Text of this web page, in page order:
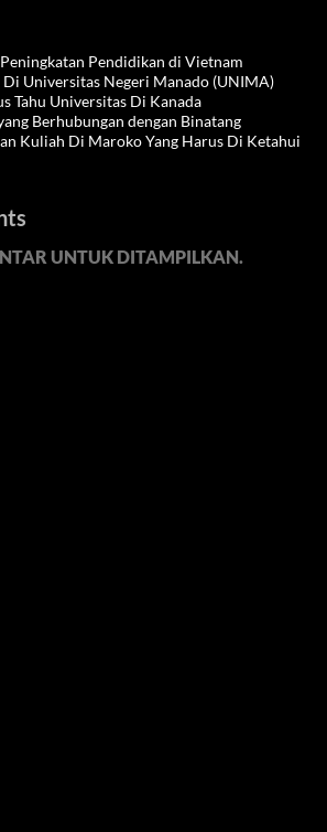
Pendidikan di Vietnam
Universitas Negeri Manado (UNIMA)
Tahu Universitas Di Kanada
Berhubungan dengan Binatang
Kuliah Di Maroko Yang Harus Di Ketahui
UNTUK DITAMPILKAN.